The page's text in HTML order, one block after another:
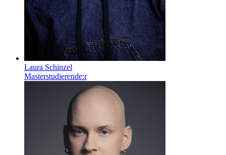
Laura Schinzel
Masterstudierende:r